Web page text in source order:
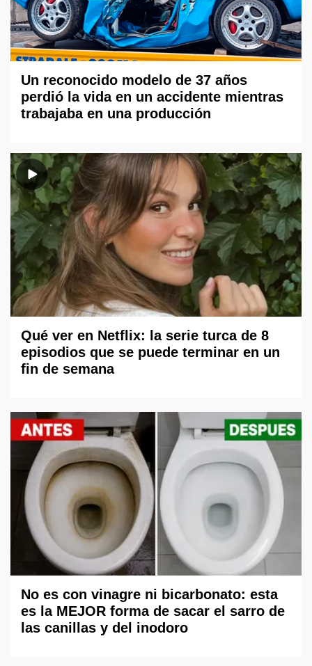
Un reconocido modelo de 37 años
perdió la vida en un accidente mientras
trabajaba en una producción
Qué ver en Netflix: la serie turca de 8
episodios que se puede terminar en un
fin de semana
No es con vinagre ni bicarbonato: esta
es la MEJOR forma de sacar el sarro de
las canillas y del inodoro